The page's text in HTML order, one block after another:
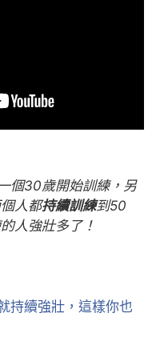
個30歲開始訓練，另
人都持續訓練到50
人強壯多了！
持續強壯，這樣你也